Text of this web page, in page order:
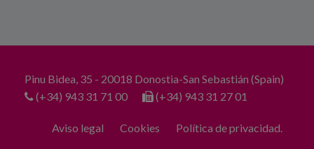
Pinu Bidea, 35 - 20018 Donostia-San Sebastián (Spain)
(+34) 943 31 71 00
(+34) 943 31 27 01
Aviso legal Cookies Política de privacidad.